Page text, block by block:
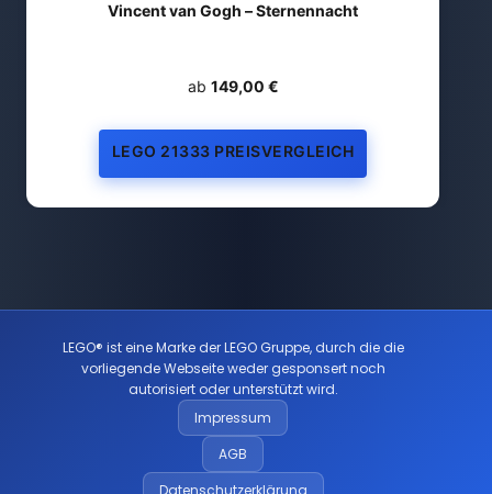
Vincent van Gogh – Sternennacht
ab 149,00 €
LEGO 21333 PREISVERGLEICH
LEGO® ist eine Marke der LEGO Gruppe, durch die die
vorliegende Webseite weder gesponsert noch
autorisiert oder unterstützt wird.
Impressum
AGB
Datenschutzerklärung